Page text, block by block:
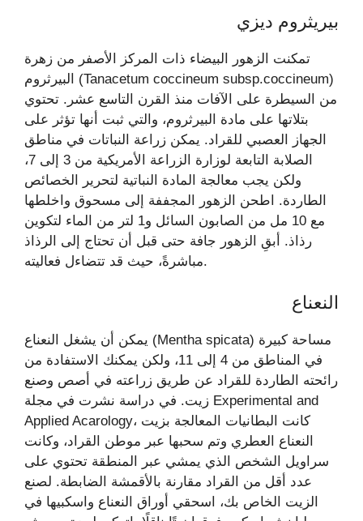
بيريثروم ديزي
تمكنت الزهور البيضاء ذات المركز الأصفر من زهرة
البيرثروم (Tanacetum coccineum subsp.coccineum)
من السيطرة على الآفات منذ القرن التاسع عشر. تحتوي
بتلاتها على مادة البيرثروم، والتي ثبت أنها تؤثر على
الجهاز العصبي للقراد. يمكن زراعة النباتات في مناطق
الصلابة التابعة لوزارة الزراعة الأمريكية من 3 إلى 7،
ولكن يجب معالجة المادة النباتية لتحرير الخصائص
الطاردة. اطحن الزهور المجففة إلى مسحوق واخلطها
مع 10 مل من الصابون السائل و1 لتر من الماء لتكوين
رذاذ. أبقِ الزهور جافة حتى قبل أن تحتاج إلى الرذاذ
مباشرةً، حيث قد تتضاءل فعاليته.
النعناع
يمكن أن يشغل النعناع (Mentha spicata) مساحة كبيرة
في المناطق من 4 إلى 11، ولكن يمكنك الاستفادة من
رائحته الطاردة للقراد عن طريق زراعته في أصص وصنع
زيت. في دراسة نشرت في مجلة Experimental and
Applied Acarology، كانت البطانيات المعالجة بزيت
النعناع العطري وتم سحبها عبر موطن القراد، وكانت
سراويل الشخص الذي يمشي عبر المنطقة تحتوي على
عدد أقل من القراد مقارنة بالأقمشة الضابطة. لصنع
الزيت الخاص بك، اسحقي أوراق النعناع واسكبيها في